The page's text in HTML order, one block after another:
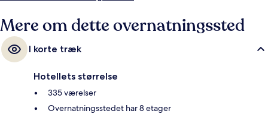
Mere om dette overnatningssted
I korte træk
Hotellets størrelse
335 værelser
Overnatningsstedet har 8 etager